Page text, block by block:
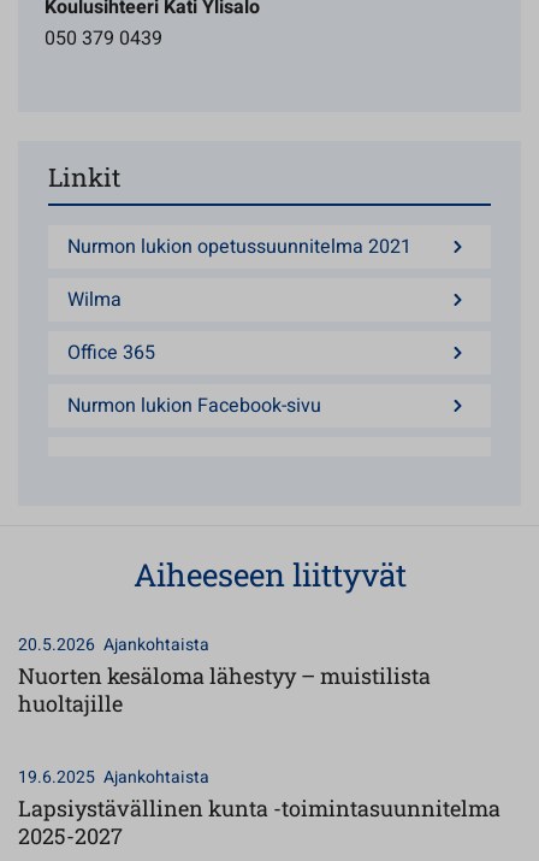
Koulusihteeri Kati Ylisalo
050 379 0439
Linkit
Nurmon lukion opetussuunnitelma 2021
Wilma
Office 365
Nurmon lukion Facebook-sivu
Aiheeseen liittyvät
20.5.2026 Ajankohtaista
Nuorten kesäloma lähestyy – muistilista
huoltajille
19.6.2025 Ajankohtaista
Lapsiystävällinen kunta -toimintasuunnitelma
2025-2027